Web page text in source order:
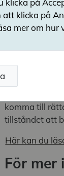
bristområde.
På ett 40-tal
om
behandling,
sammansatt
har i dessa
komma till
tillståndet att
Här kan du
För
klicka på
att klicka på
mer om